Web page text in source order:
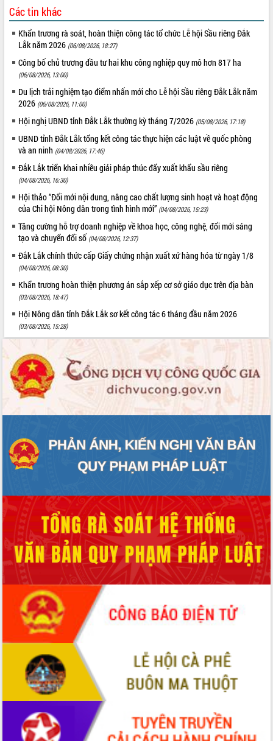
Các tin khác
Khẩn trương rà soát, hoàn thiện công tác tổ chức Lễ hội Sầu riêng Đắk
Lắk năm 2026 (06/08/2026, 18:27)
Công bố chủ trương đầu tư hai khu công nghiệp quy mô hơn 817 ha
(06/08/2026, 13:00)
Du lịch trải nghiệm tạo điểm nhấn mới cho Lễ hội Sầu riêng Đắk Lắk năm
2026 (06/08/2026, 11:00)
Hội nghị UBND tỉnh Đắk Lắk thường kỳ tháng 7/2026 (05/08/2026, 17:18)
UBND tỉnh Đắk Lắk tổng kết công tác thực hiện các luật về quốc phòng
và an ninh (04/08/2026, 17:46)
Đắk Lắk triển khai nhiều giải pháp thúc đẩy xuất khẩu sầu riêng
(04/08/2026, 16:30)
Hội thảo “Đổi mới nội dung, nâng cao chất lượng sinh hoạt và hoạt động
của Chi hội Nông dân trong tình hình mới” (04/08/2026, 15:23)
Tăng cường hỗ trợ doanh nghiệp về khoa học, công nghệ, đổi mới sáng
tạo và chuyển đổi số (04/08/2026, 12:37)
Đắk Lắk chính thức cấp Giấy chứng nhận xuất xứ hàng hóa từ ngày 1/8
(04/08/2026, 08:30)
Khẩn trương hoàn thiện phương án sắp xếp cơ sở giáo dục trên địa bàn
(03/08/2026, 18:47)
Hội Nông dân tỉnh Đắk Lắk sơ kết công tác 6 tháng đầu năm 2026
(03/08/2026, 15:28)